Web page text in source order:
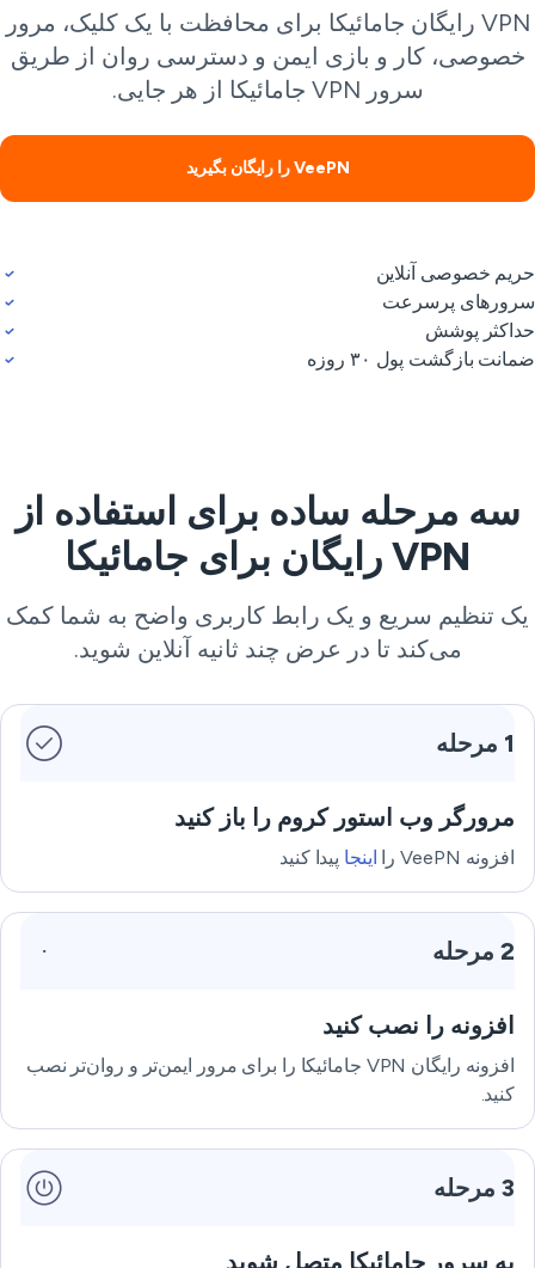
VPN رایگان جامائیکا برای محافظت با یک کلیک، مرور
کار و بازی ایمن و دسترسی روان از طریق
سرور VPN جامائیکا از هر جایی.
VeePN را رایگان بگیرید
خصوصی آنلاین
پرسرعت
پوشش
بازگشت پول ۳۰ روزه
سه مرحله ساده برای استفاده از
VPN رایگان برای جامائیکا
تنظیم سریع و یک رابط کاربری واضح به شما کمک
می‌کند تا در عرض چند ثانیه آنلاین شوید.
مرورگر وب استور کروم را باز کنید
افزونه VeePN را اینجاپیدا کنید
2 مرحله
افزونه را نصب کنید
افزونه رایگان VPN جامائیکا را برای مرور ایمن‌تر و روان‌تر نصب
کنید.
به سرور جامائیکا متصل شوید